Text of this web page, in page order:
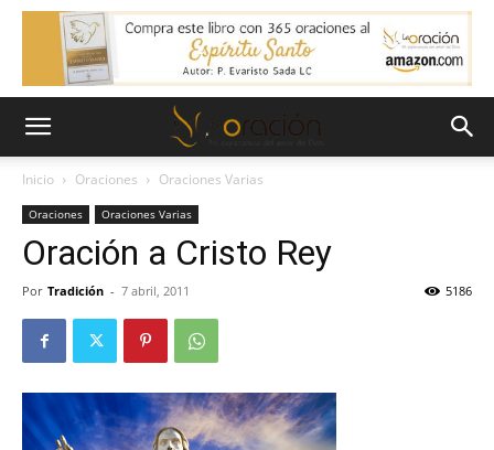
Inicio Oraciones Oraciones Varias
Oraciones Oraciones Varias
Oración a Cristo Rey
Por Tradición - 7 abril, 2011 5186